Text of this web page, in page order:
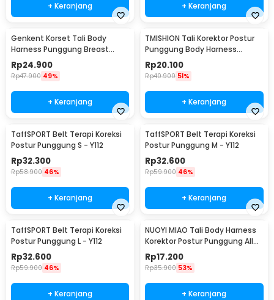
+ Keranjang + Keranjang
Genkent Korset Tali Body
Harness Punggung Breast
Support L - BBJ-16
Rp24.900
Rp47.900 49%
+ Keranjang
TMISHION Tali Korektor Postur
Punggung Body Harness
Posture Corrector - BBJ-16
Rp20.100
Rp40.900 51%
+ Keranjang
TaffSPORT Belt Terapi Koreksi
Postur Punggung S - Y112
Rp32.300
Rp58.900 46%
+ Keranjang
TaffSPORT Belt Terapi Koreksi
Postur Punggung M - Y112
Rp32.600
Rp59.900 46%
+ Keranjang
TaffSPORT Belt Terapi Koreksi
Postur Punggung L - Y112
Rp32.600
Rp59.900 46%
+ Keranjang
NUOYI MIAO Tali Body Harness
Korektor Postur Punggung All
Size - NY-15
Rp17.200
Rp35.900 53%
+ Keranjang